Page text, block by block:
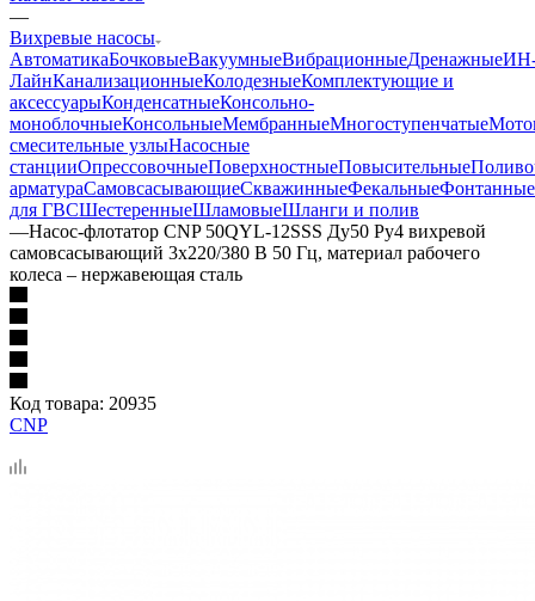
—
Вихревые насосы
АвтоматикаБочковыеВакуумныеВибрационныеДренажные
ЛайнКанализационныеКолодезныеКомплектующие и
аксессуарыКонденсатныеКонсольно-
моноблочныеКонсольныеМембранныеМногоступенчатые
смесительные узлыНасосные
станцииОпрессовочныеПоверхностныеПовысительные
арматураСамовсасывающиеСкважинныеФекальныеФонтанные
для ГВСШестеренныеШламовыеШланги и полив
—Насос-флотатор CNP 50QYL-12SSS Ду50 Ру4 вихревой
самовсасывающий 3х220/380 В 50 Гц, материал рабочего
колеса – нержавеющая сталь
Код товара: 20935
CNP